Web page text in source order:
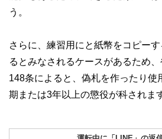
う。
さらに、練習用にと紙幣をコピー
るとみなされるケースがあるため
148条によると、偽札を作ったり使
期または3年以上の懲役が科されま